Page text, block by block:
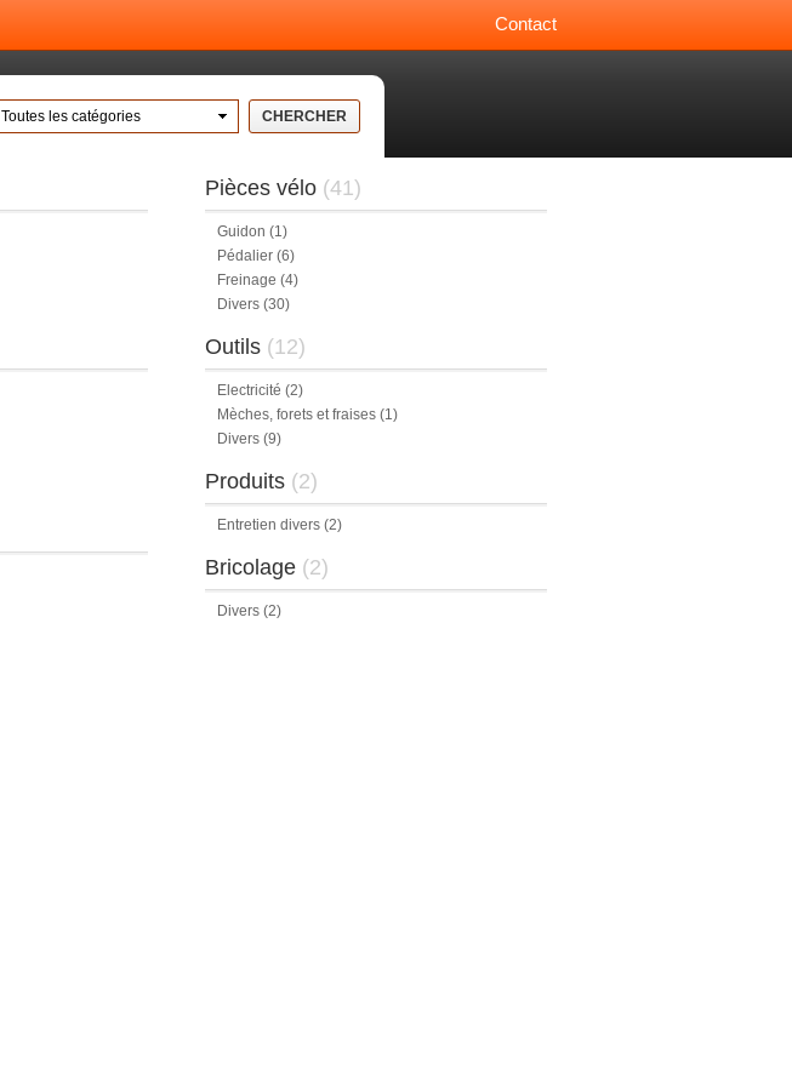
Contact
Toutes les catégories CHERCHER
Pièces vélo (41)
Guidon (1)
Pédalier (6)
Freinage (4)
Divers (30)
Outils (12)
Electricité (2)
Mèches, forets et fraises (1)
Divers (9)
Produits (2)
Entretien divers (2)
Bricolage (2)
Divers (2)